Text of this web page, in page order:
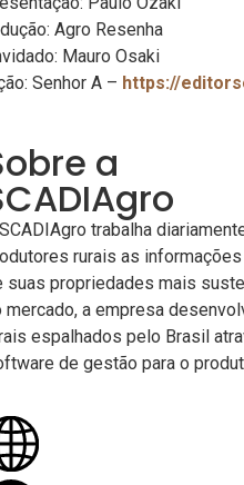
Agro Resenha
Mauro Osaki
Senhor A – https://
a
trabalha
rurais as
suas propriedades mais
mercado, a empresa
espalhados pelo Brasil
de gestão para o